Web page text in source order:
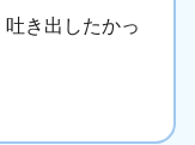
き出したかっ